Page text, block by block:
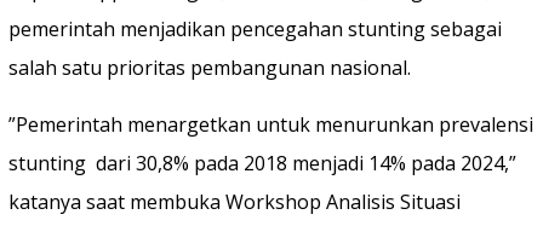
pemerintah menjadikan pencegahan stunting sebagai
salah satu prioritas pembangunan nasional.
”Pemerintah menargetkan untuk menurunkan prevalensi
stunting dari 30,8% pada 2018 menjadi 14% pada 2024,”
katanya saat membuka Workshop Analisis Situasi